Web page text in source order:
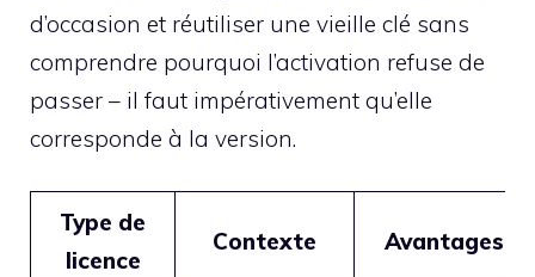
d’occasion et réutiliser une vieille clé sans
comprendre pourquoi l’activation refuse de
passer – il faut impérativement qu’elle
corresponde à la version.
Type de
licence
Contexte Avantages